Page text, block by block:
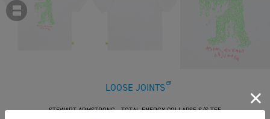
LOOSE JOINTS
STEWART ARMSTRONG - TOTAL ENERGY COLLAPSE S/S TEE